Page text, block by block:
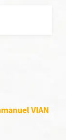
VIAN